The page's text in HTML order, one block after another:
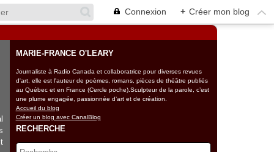
Connexion + Créer mon blog
MARIE-FRANCE O'LEARY
Journaliste à Radio Canada et collaboratrice pour diverses revues
d'art, elle est l'auteur de poèmes, romans, pièces de théâtre publiés
au Québec et en France (Cercle poche).Sculpteur de la parole, c’est
une plume engagée, passionnée d’art et de création.
Accueil du blog
Créer un blog avec CanalBlog
RECHERCHE